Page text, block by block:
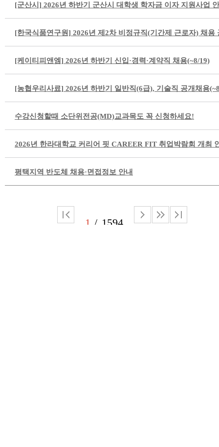
[군산시] 2026년 하반기 군산시 대학생 학자금 이자 지원사업
[한국식품연구원] 2026년 제2차 비정규직(기간제 근로자) 채용
[케이티피앤엠] 2026년 하반기 신입·경력·계약직 채용(~8/19)
[농협우리사료] 2026년 하반기 일반직(6급), 기술직 공개채용
수강신청할때 소단위전공(MD)교과목도 꼭 신청하세요!
2026년 한라대학교 커리어 핏 CAREER FIT 취업박람회 개최
평택지역 반도체 채용·면접정보 안내
1 1594